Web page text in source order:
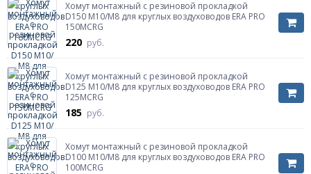
Хомут монтажный с резиновой прокладкой
D150 М10/М8 для круглых воздуховодов ERA PRO
150MCRG
220 руб.
Хомут монтажный с резиновой прокладкой
D125 М10/М8 для круглых воздуховодов ERA PRO
125MCRG
185 руб.
Хомут монтажный с резиновой прокладкой
D100 М10/М8 для круглых воздуховодов ERA PRO
100MCRG